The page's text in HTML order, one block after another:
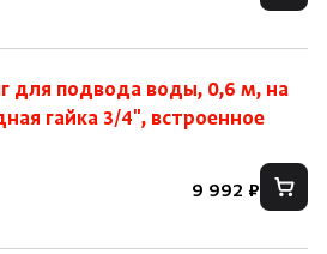
для подвода воды, 0,6 м, на
гайка 3/4", встроенное
9 992 ₽